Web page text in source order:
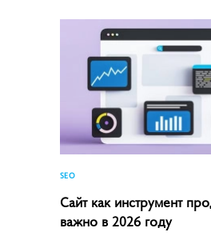
SEO
Сайт как инструмент
важно в 2026 году